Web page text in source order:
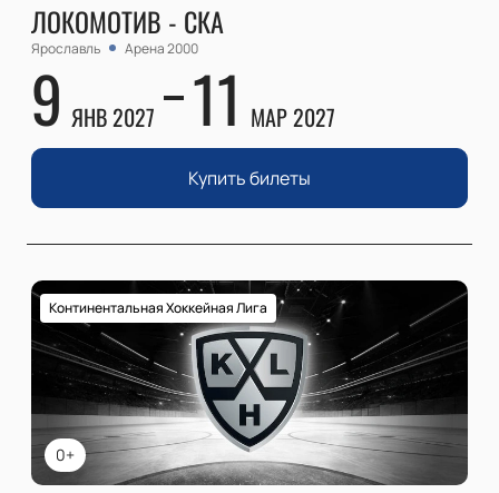
ЛОКОМОТИВ - СКА
Ярославль Арена 2000
9 ЯНВ 2027 11 МАР 2027
Купить билеты
0+
Континентальная Хоккейная Лига